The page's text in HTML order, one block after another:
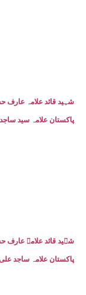
شہید قائد علامہ عارف
پاکستان علامہ سید
پاکستان علامہ ساجد